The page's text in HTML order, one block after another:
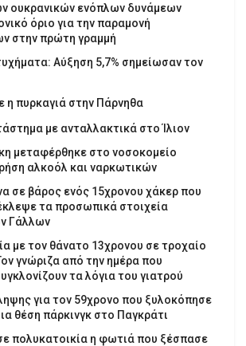
ουκρανικών ενόπλων δυνάμεων
όριο για την παραμονή
στην πρώτη γραμμή
Αύξηση 5,7% σημείωσαν τον
η πυρκαγιά στην Πάρνηθα
με ανταλλακτικά στο Ίλιον
μεταφέρθηκε στο νοσοκομείο
αλκοόλ και ναρκωτικών
σε βάρος ενός 15χρονου χάκερ που
τα προσωπικά στοιχεία
Γάλλων
με τον θάνατο 13χρονου σε τροχαίο
γνώριζα από την ημέρα που
τα λόγια του γιατρού
για τον 59χρονο που ξυλοκόπησε
θέση πάρκινγκ στο Παγκράτι
πολυκατοικία η φωτιά που ξέσπασε